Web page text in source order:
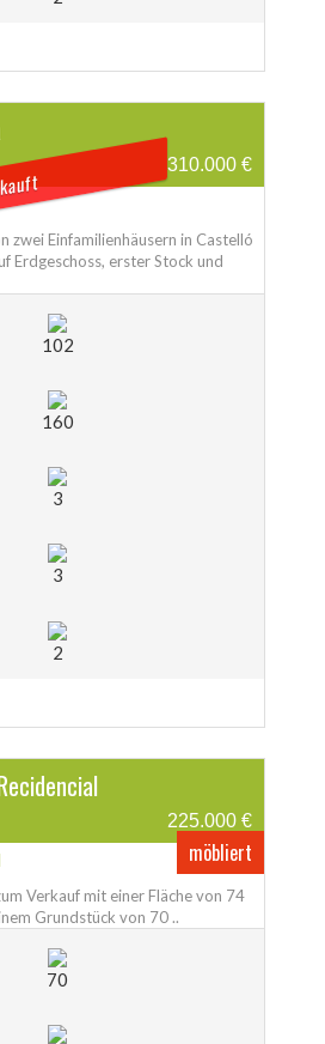
310.000 €
zwei Einfamilienhäusern in Castelló
Erdgeschoss, erster Stock und
102
160
3
3
2
225.000 €
möbliert
Verkauf mit einer Fläche von 74
Grundstück von 70 ..
70